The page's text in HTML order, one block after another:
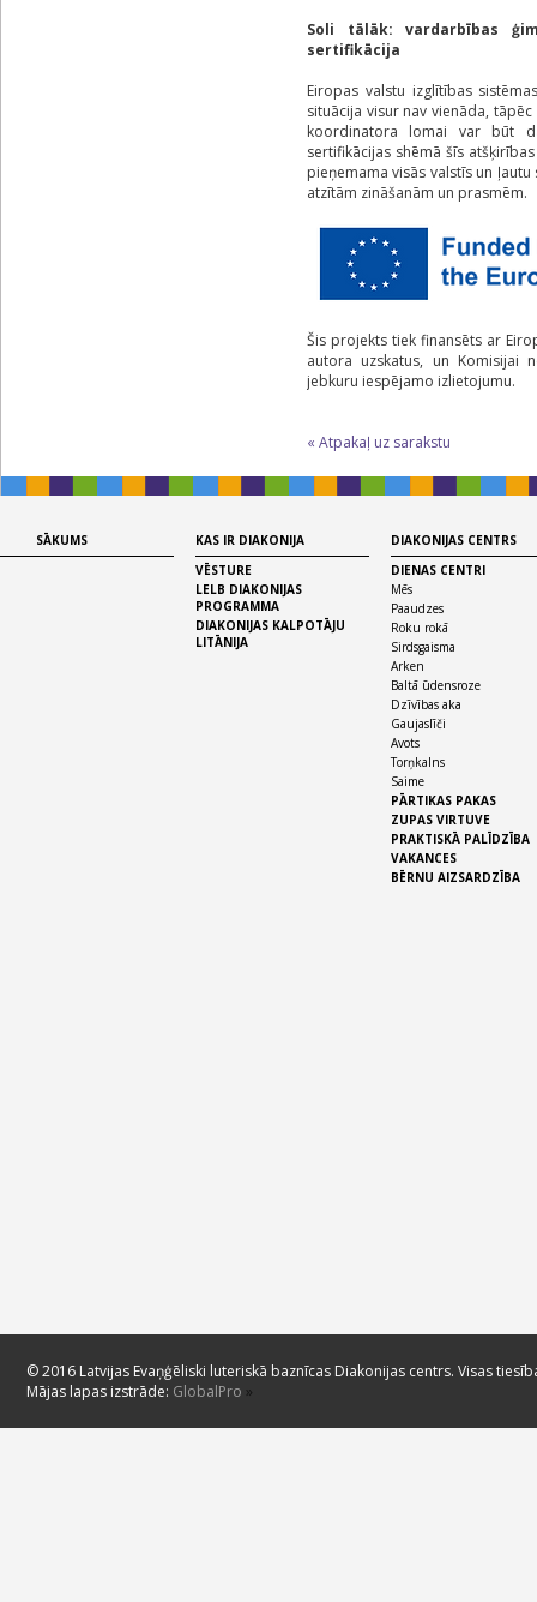
Soli tālāk: vardarbības
sertifikācija
Eiropas valstu izglītības
situācija visur nav vienāda,
koordinatora lomai var būt
sertifikācijas shēmā šīs
pieņemama visās valstīs un
atzītām zināšanām un prasmēm.
Šis projekts tiek finansēts ar
autora uzskatus, un Komisijai
jebkuru iespējamo izlietojumu.
« Atpakaļ uz sarakstu
SĀKUMS
KAS IR DIAKONIJA
VĒSTURE
LELB DIAKONIJAS
PROGRAMMA
DIAKONIJAS KALPOTĀJU
LITĀNIJA
DIAKONIJAS CENTRS
DIENAS CENTRI
Mēs
Paaudzes
Roku rokā
Sirdsgaisma
Arken
Baltā ūdensroze
Dzīvības aka
Gaujaslīči
Avots
Torņkalns
Saime
PĀRTIKAS PAKAS
ZUPAS VIRTUVE
PRAKTISKĀ PALĪDZĪBA
VAKANCES
BĒRNU AIZSARDZĪBA
© 2016 Latvijas Evaņģēliski luteriskā baznīcas Diakonijas centrs. Visas
Mājas lapas izstrāde: GlobalPro »